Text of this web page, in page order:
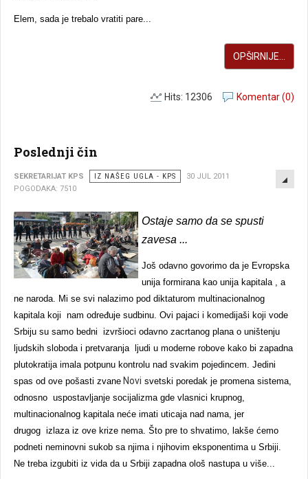
Elem, sada je trebalo vratiti pare...
OPŠIRNIJE...
Komentar (0)
Hits: 12306
Poslednji čin
SEKRETARIJAT KPS IZ NAŠEG UGLA - KPS
30 JUL 2011
POGODAKA: 7510
Ostaje samo da se spusti
zavesa ...
Još odavno govorimo da je Evropska
unija formirana kao unija kapitala , a
ne naroda. Mi se svi nalazimo pod diktaturom multinacionalnog
kapitala koji nam određuje sudbinu. Ovi pajaci i komedijaši koji vode
Srbiju su samo bedni izvršioci odavno zacrtanog plana o uništenju
ljudskih sloboda i pretvaranja ljudi u moderne robove kako bi zapadna
plutokratija imala potpunu kontrolu nad svakim pojedincem. Jedini
spas od ove pošasti zvane Novi svetski poredak je promena sistema,
odnosno uspostavljanje socijalizma gde vlasnici krupnog,
multinacionalnog kapitala neće imati uticaja nad nama, jer
drugog izlaza iz ove krize nema. Što pre to shvatimo, lakše ćemo
podneti neminovni sukob sa njima i njihovim eksponentima u Srbiji.
Ne treba izgubiti iz vida da u Srbiji zapadna ološ nastupa u više...